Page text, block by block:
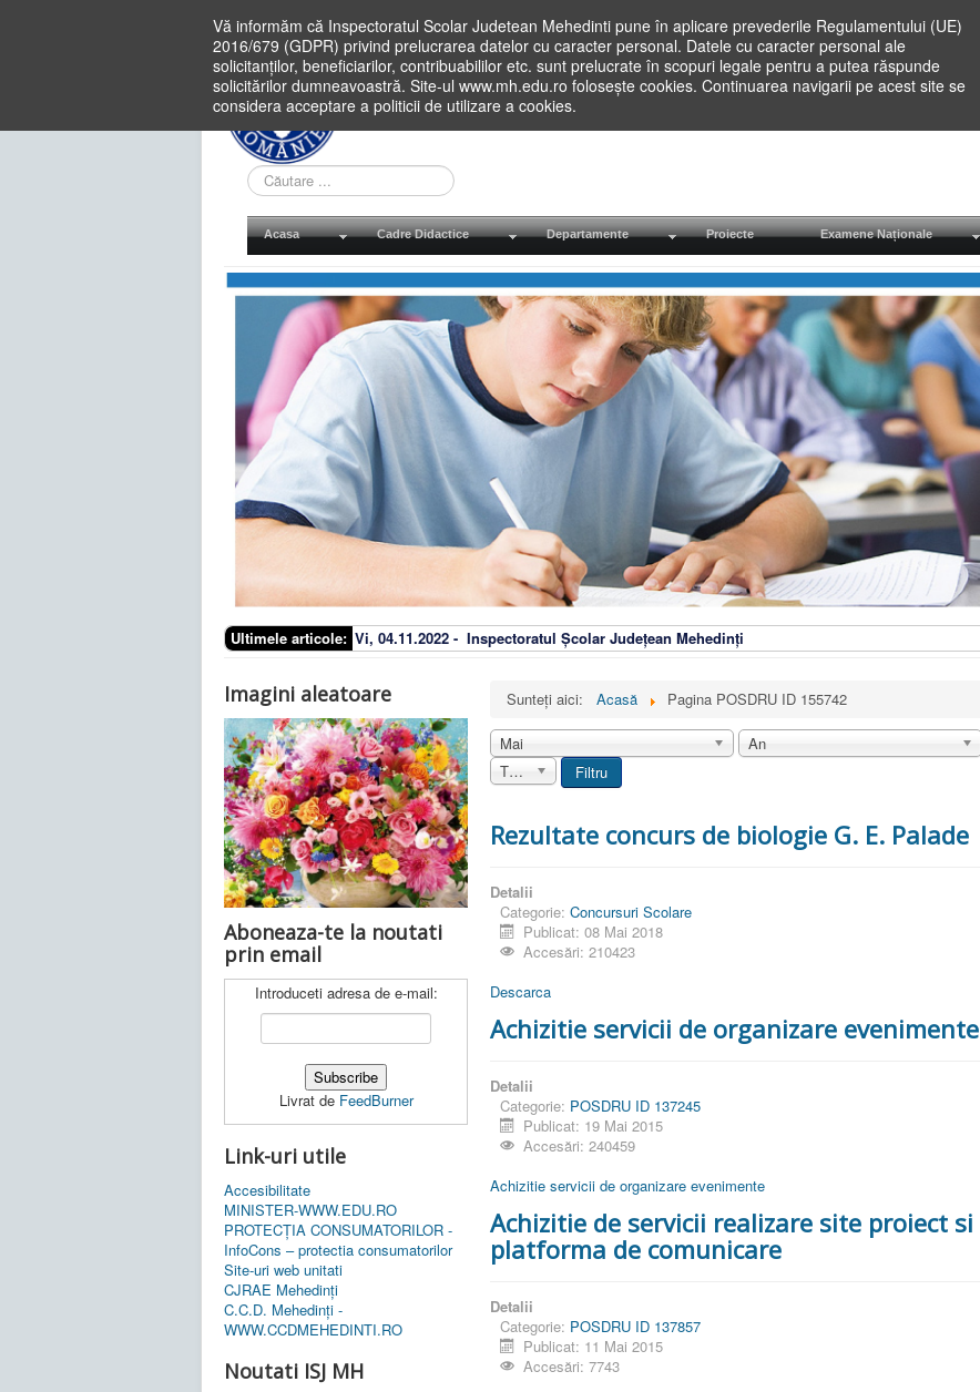
Vă informăm că Inspectoratul Scolar Judetean Mehedinti pune în aplicare prevederile Regulamentului (UE)
2016/679 (GDPR) privind prelucrarea datelor cu caracter personal. Datele cu caracter personal ale
solicitanților, beneficiarilor, contribuabililor etc. sunt prelucrate în scopuri legale pentru a putea răspunde
solicitărilor dumneavoastră. Site-ul www.mh.edu.ro folosește cookies. Continuarea navigarii pe acest site se
considera acceptare a politicii de utilizare a cookies.
Cauta
in
site
Acasa Cadre Didactice Departamente Proiecte Examene Naționale
Ultimele articole: Vi, 04.11.2022 - Inspectoratul Școlar Județean Mehedinți
Imagini aleatoare
Aboneaza-te la noutati
prin email
Introduceti adresa de e-mail:
Livrat de FeedBurner
Link-uri utile
Accesibilitate
MINISTER-WWW.EDU.RO
PROTECȚIA CONSUMATORILOR -
InfoCons – protectia consumatorilor
Site-uri web unitati
CJRAE Mehedinți
C.C.D. Mehedinţi -
WWW.CCDMEHEDINTI.RO
Noutati ISJ MH
Sunteți aici: Acasă Pagina POSDRU ID 155742
Mai
An
Toate
Filtru
Rezultate concurs de biologie G. E. Palade
Detalii
Categorie: Concursuri Scolare
Publicat: 08 Mai 2018
Accesări: 210423
Descarca
Achizitie servicii de organizare evenimente
Detalii
Categorie: POSDRU ID 137245
Publicat: 19 Mai 2015
Accesări: 240459
Achizitie servicii de organizare evenimente
Achizitie de servicii realizare site proiect si
platforma de comunicare
Detalii
Categorie: POSDRU ID 137857
Publicat: 11 Mai 2015
Accesări: 7743